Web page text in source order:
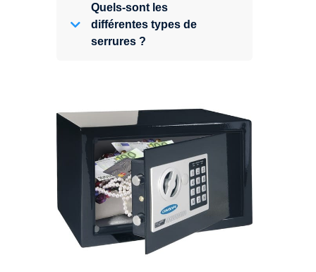
Quels-sont les
différentes types de
serrures ?
Expert en ouverture de coffre-fort,
nous pouvons intervenir sur
n'importe quel type de coffre.